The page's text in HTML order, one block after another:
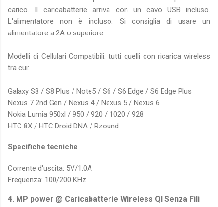
carico. Il caricabatterie arriva con un cavo USB incluso.
L'alimentatore non è incluso. Si consiglia di usare un
alimentatore a 2A o superiore.
Modelli di Cellulari Compatibili: tutti quelli con ricarica wireless
tra cui:
Galaxy S8 / S8 Plus / Note5 / S6 / S6 Edge / S6 Edge Plus
Nexus 7 2nd Gen / Nexus 4 / Nexus 5 / Nexus 6
Nokia Lumia 950xl / 950 / 920 / 1020 / 928
HTC 8X / HTC Droid DNA / Rzound
Specifiche tecniche
Corrente d'uscita: 5V/1.0A
Frequenza: 100/200 KHz
4. MP power @ Caricabatterie Wireless QI Senza Fili